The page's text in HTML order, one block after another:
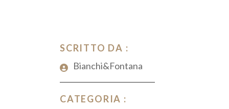
SCRITTO DA :
Bianchi&Fontana
CATEGORIA :